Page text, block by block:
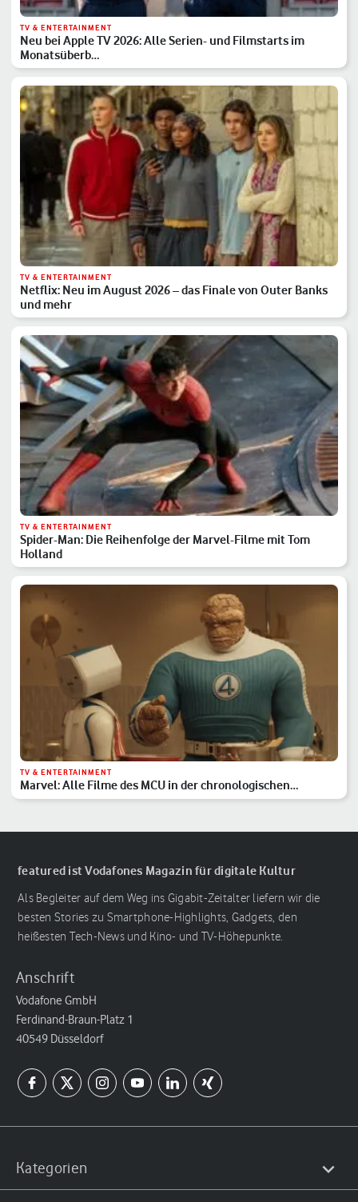
TV & ENTERTAINMENT
Neu bei Apple TV 2026: Alle Serien- und Filmstarts im
Monatsüberb…
TV & ENTERTAINMENT
Netflix: Neu im August 2026 – das Finale von Outer Banks
und mehr
TV & ENTERTAINMENT
Spider-Man: Die Reihenfolge der Marvel-Filme mit Tom
Holland
TV & ENTERTAINMENT
Marvel: Alle Filme des MCU in der chronologischen
Reihenfolge
featured ist Vodafones Magazin für digitale Kultur
Als Begleiter auf dem Weg ins Gigabit-Zeitalter liefern wir die
besten Stories zu Smartphone-Highlights, Gadgets, den
heißesten Tech-News und Kino- und TV-Höhepunkte.
Anschrift
Vodafone GmbH
Ferdinand-Braun-Platz 1
40549 Düsseldorf
Kategorien